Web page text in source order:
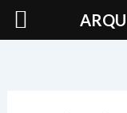
Skip